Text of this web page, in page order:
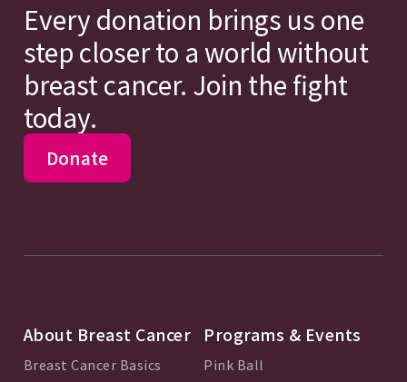
Every donation brings us one
step closer to a world without
breast cancer. Join the fight
today.
Donate
About Breast Cancer
Breast Cancer Basics
Programs & Events
Pink Ball